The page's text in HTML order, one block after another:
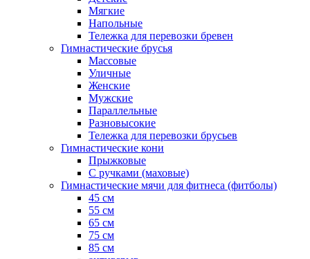
Мягкие
Напольные
Тележка для перевозки бревен
Гимнастические брусья
Массовые
Уличные
Женские
Мужские
Параллельные
Разновысокие
Тележка для перевозки брусьев
Гимнастические кони
Прыжковые
С ручками (маховые)
Гимнастические мячи для фитнеса (фитболы)
45 см
55 см
65 см
75 см
85 см